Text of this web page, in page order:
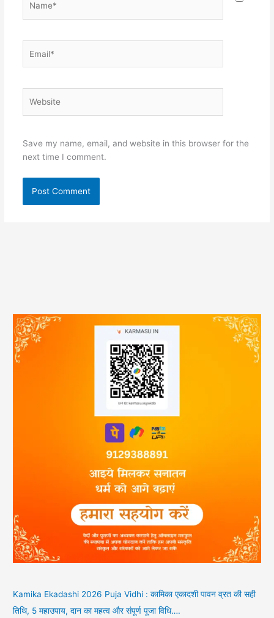
Save my name, email, and website in this browser for the
next time I comment.
Kamika Ekadashi 2026 Puja Vidhi : कामिका एकादशी पावन व्रत की सही
तिथि, 5 महाउपाय, दान का महत्व और संपूर्ण पूजा विधि….